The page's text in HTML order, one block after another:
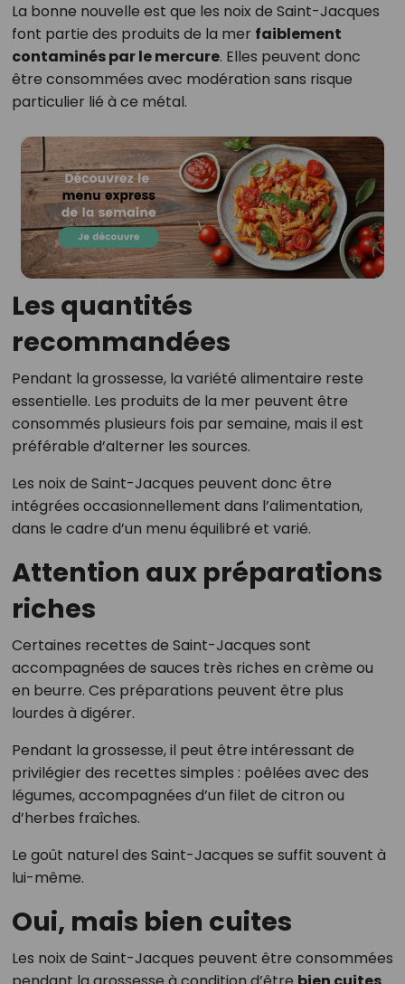
La bonne nouvelle est que les noix de Saint-Jacques
font partie des produits de la mer faiblement
contaminés par le mercure. Elles peuvent donc
être consommées avec modération sans risque
particulier lié à ce métal.
Les quantités
recommandées
Pendant la grossesse, la variété alimentaire reste
essentielle. Les produits de la mer peuvent être
consommés plusieurs fois par semaine, mais il est
préférable d’alterner les sources.
Les noix de Saint-Jacques peuvent donc être
intégrées occasionnellement dans l’alimentation,
dans le cadre d’un menu équilibré et varié.
Attention aux préparations
riches
Certaines recettes de Saint-Jacques sont
accompagnées de sauces très riches en crème ou
en beurre. Ces préparations peuvent être plus
lourdes à digérer.
Pendant la grossesse, il peut être intéressant de
privilégier des recettes simples : poêlées avec des
légumes, accompagnées d’un filet de citron ou
d’herbes fraîches.
Le goût naturel des Saint-Jacques se suffit souvent à
lui-même.
Oui, mais bien cuites
Les noix de Saint-Jacques peuvent être consommées